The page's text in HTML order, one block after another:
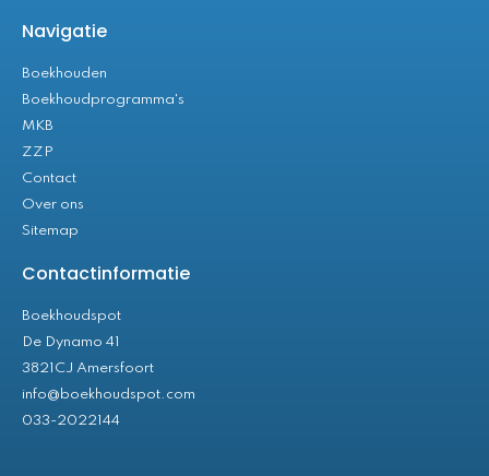
Navigatie
Boekhouden
Boekhoudprogramma's
MKB
ZZP
Contact
Over ons
Sitemap
Contactinformatie
Boekhoudspot
De Dynamo 41
3821CJ Amersfoort
info@boekhoudspot.com
033-2022144